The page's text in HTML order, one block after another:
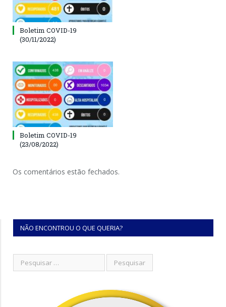
Boletim COVID-19
(30/11/2022)
Boletim COVID-19
(23/08/2022)
Os comentários estão fechados.
NÃO ENCONTROU O QUE QUERIA?